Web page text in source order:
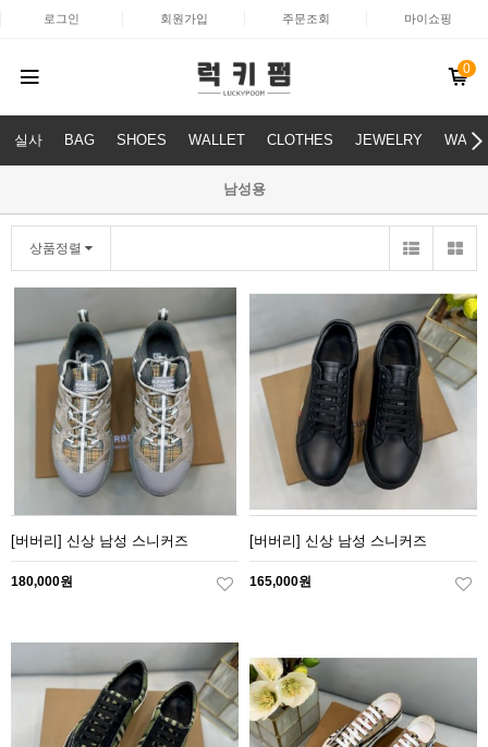
로그인 회원가입 주문조회 마이쇼핑
0
실사 BAG SHOES WALLET CLOTHES JEWELRY
남성용
상품정렬
[버버리] 신상 남성 스니커즈
180,000원
[버버리] 신상 남성 스니커즈
165,000원